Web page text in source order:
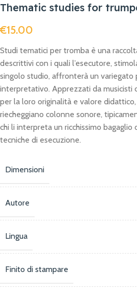
Thematic studies for
€15.00
Studi tematici per tromba è una
descrittivi con i quali l’esecutore,
singolo studio, affronterà un variegato
interpretativo. Apprezzati da musicisti
per la loro originalità e valore
riecheggiano colonne sonore,
chi li interpreta un ricchissimo bagaglio
tecniche di esecuzione.
Dimensioni
Autore
Lingua
Finito di stampare